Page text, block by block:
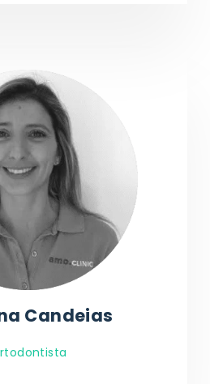
Candeias